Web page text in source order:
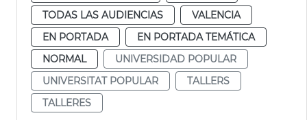
TODAS LAS AUDIENCIAS
VALENCIA
EN PORTADA
EN PORTADA TEMÁTICA
NORMAL
UNIVERSIDAD POPULAR
UNIVERSITAT POPULAR
TALLERS
TALLERES